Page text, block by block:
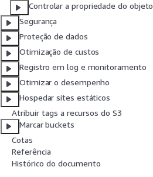
Controlar a propriedade do objeto
Segurança
Proteção de dados
Otimização de custos
Registro em log e monitoramento
Otimizar o desempenho
Hospedar sites estáticos
Atribuir tags a recursos do S3
Marcar buckets
Cotas
Referência
Histórico do documento